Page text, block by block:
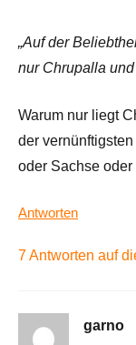
„Auf der
nur Chrupalla
Warum nur liegt
der
oder Sachse
Antworten
7 Antworten auf
garno